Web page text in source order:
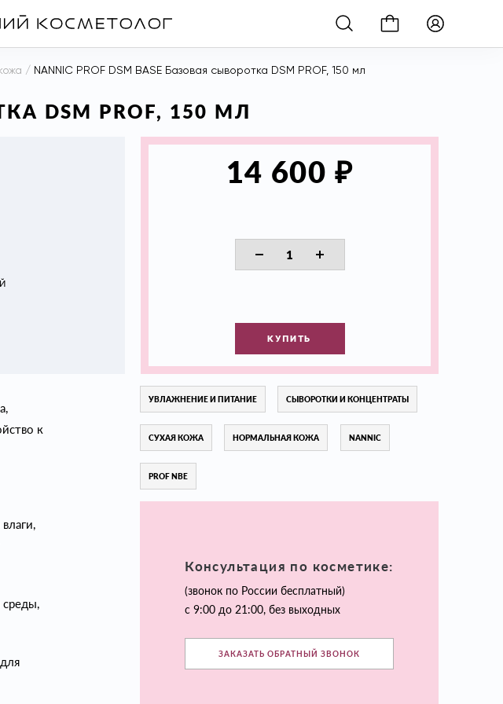
/ NANNIC PROF DSM BASE Базовая сыворотка DSM PROF, 150 мл
DSM PROF, 150 МЛ
14 600 ₽
КУПИТЬ
к
среды,
УВЛАЖНЕНИЕ И ПИТАНИЕ СЫВОРОТКИ И КОНЦЕНТРАТЫ
СУХАЯ КОЖА НОРМАЛЬНАЯ КОЖА NANNIC
PROF NBE
Консультация по косметике:
(звонок по России бесплатный)
с 9:00 до 21:00, без выходных
ЗАКАЗАТЬ ОБРАТНЫЙ ЗВОНОК